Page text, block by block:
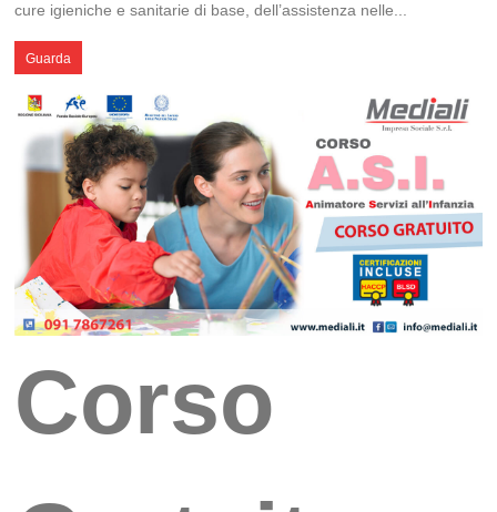
cure igieniche e sanitarie di base, dell’assistenza nelle...
Guarda
Corso